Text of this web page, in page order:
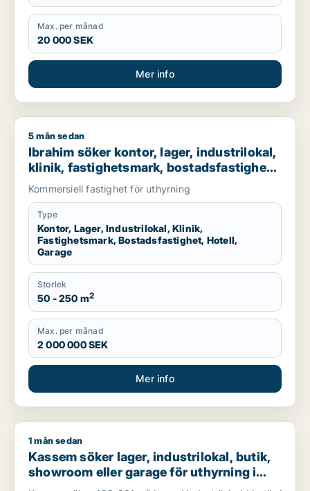
Max. per månad
20 000 SEK
Mer info
Ibrahim söker kontor, lager, industrilokal, klinik,
5 mån sedan
Ibrahim söker kontor, lager, industrilokal,
klinik, fastighetsmark, bostadsfastighet,
hotell eller garage till salu i Stockholms
Kommersiell fastighet för uthyrning
Type
Kontor, Lager, Industrilokal, Klinik,
Fastighetsmark, Bostadsfastighet, Hotell,
Garage
Storlek
50 - 250 m2
Max. per månad
2 000 000 SEK
Mer info
Kassem söker lager, industrilokal, butik, showroom eller
1 mån sedan
Kassem söker lager, industrilokal, butik,
showroom eller garage för uthyrning i
Upplands Väsby, Vallentuna eller